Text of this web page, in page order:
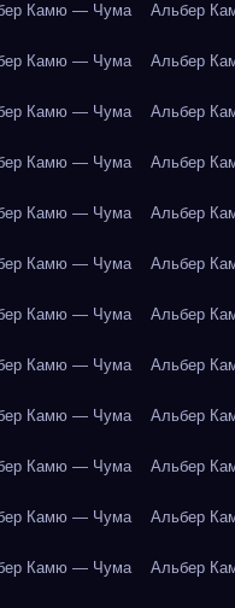
Камю — Чума Альбер
Камю — Чума Альбер
Камю — Чума Альбер
Камю — Чума Альбер
Камю — Чума Альбер
Камю — Чума Альбер
Камю — Чума Альбер
Камю — Чума Альбер
Камю — Чума Альбер
Камю — Чума Альбер
Камю — Чума Альбер
Камю — Чума Альбер